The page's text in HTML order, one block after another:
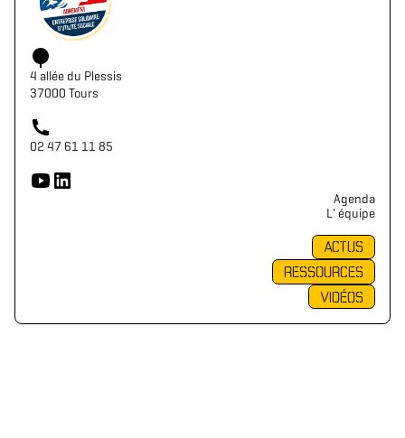
4 allée du Plessis
37000 Tours
02 47 61 11 85
Agenda
L' équipe
ACTUS
RESSOURCES
VIDÉOS